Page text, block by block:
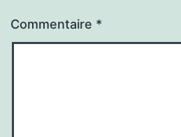
Commentaire *